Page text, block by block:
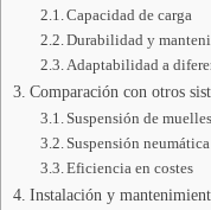
Capacidad de carga
Durabilidad y
Adaptabilidad a
Comparación con otros
Suspensión de
Suspensión neumática
Eficiencia en costes
Instalación y